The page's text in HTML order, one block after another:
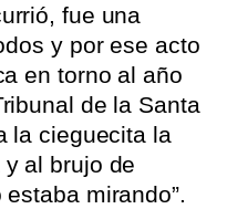
fue una
y por ese acto
en torno al año
de la Santa
la cieguecita la
al brujo de
mirando”.